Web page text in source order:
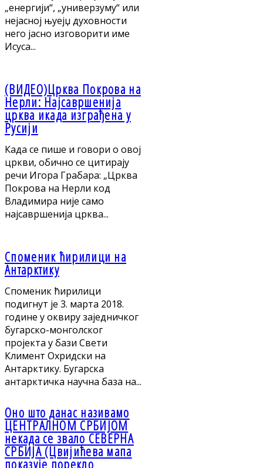
„енергији“, „универзуму“ или
нејасној њуејџ духовности
него јасно изговорити име
Исуса...
(ВИДЕО)Црква Покрова на
Нерли: Најсавршенија
црква икада изграђена у
Русији
Када се пише и говори о овој
цркви, обично се цитирају
речи Игора Грабара: „Црква
Покрова на Нерли код
Владимира није само
најсавршенија црква...
Споменик ћирилици на
Антарктику
Споменик ћирилици
подигнут je 3. марта 2018.
године у оквиру заједничког
бугарско-монголског
пројекта у бази Свети
Климент Охридски на
Антарктику. Бугарска
антарктичка научна база на...
Оно што данас називамо
ЦЕНТРАЛНОМ СРБИЈОМ
некада се звало СЕВЕРНА
СРБИЈА (Цвијићева мапа
показује порекло